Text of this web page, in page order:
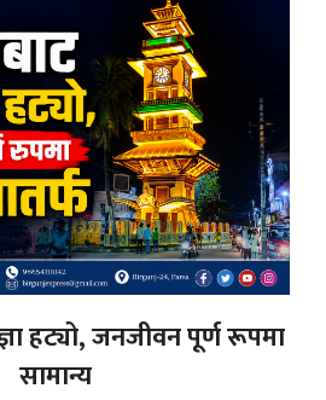
हट्यो, जनजीवन पूर्ण रूपमा
सामान्य